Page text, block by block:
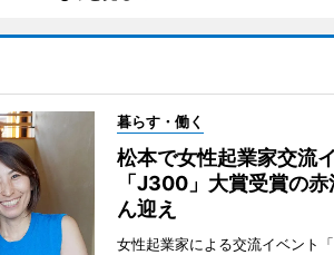
暮らす・働く
松本で女性起業家交流
「J300」大賞受賞の赤
ん迎え
女性起業家による交流イベント